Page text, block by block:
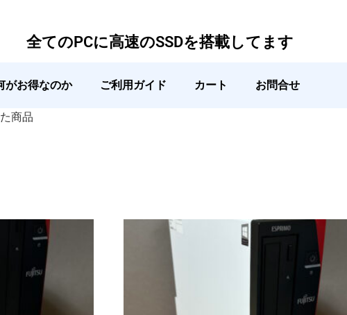
全てのPCに高速のSSDを搭載してます
がお得なのか ご利用ガイド カート お問合せ
商品